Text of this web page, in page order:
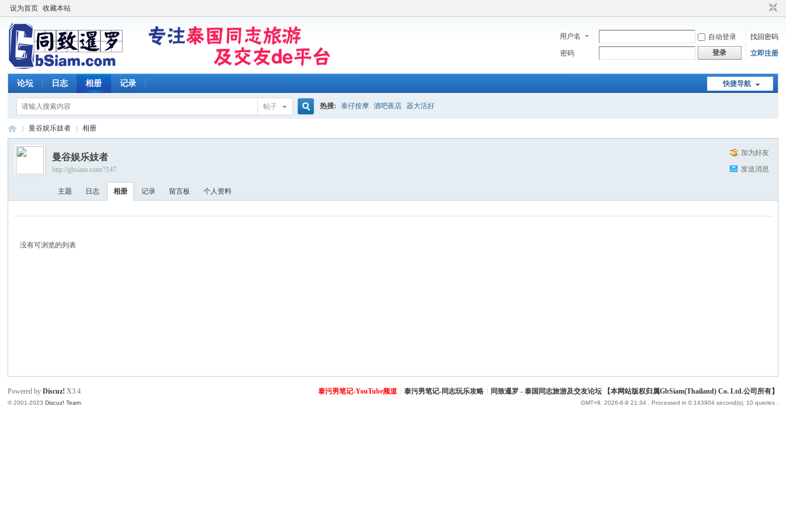
设为首页 收藏本站
用户名 自动登录
找回密码
密码
登录 立即注册
快捷导航
论坛 日志 相册 记录
帖子 热搜: 泰仔按摩 酒吧夜店 器大活好
›
曼谷娱乐妓者 相册
加为好友
发送消息
曼谷娱乐妓者
http://gbsiam.com/?147
主题 日志 相册 记录 留言板 个人资料
没有可浏览的列表
泰污男笔记-YouTube频道 泰污男笔记-同志玩乐攻略 同致暹罗 - 泰国同志旅游及交友论坛 【本网站版权归属GbSiam(Thailand) Co. Ltd.公司所有】
GMT+8, 2026-8-9 21:34, Processed in 0.143904 second(s), 10 queries .
Powered byDiscuz! X3.4
© 2001-2023Discuz! Team